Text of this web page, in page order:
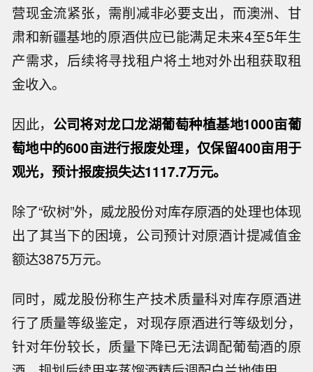
营现金流紧张，需削减非必要支出，而澳洲、甘
肃和新疆基地的原酒供应已能满足未来4至5年生
产需求，后续将寻找租户将土地对外出租获取租
金收入。
因此， 公司将对龙口龙湖葡萄种植基地1000亩葡
萄地中的600亩进行报废处理，仅保留400亩用于
观光，预计报废损失达1117.7万元。
除了“砍树”外，威龙股份对库存原酒的处理也体现
出了其当下的困境，公司预计对原酒计提减值金
额达3875万元。
同时，威龙股份称生产技术质量科对库存原酒进
行了质量等级鉴定，对现存原酒进行等级划分，
针对年份较长，质量下降已无法调配葡萄酒的原